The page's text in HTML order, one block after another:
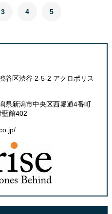
3 4 5
区渋谷 2-5-2 アクロポリス
県新潟市中央区西堀通4番町
藍館402